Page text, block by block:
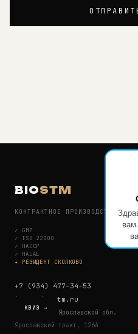
BIOSTM
КОНТРАКТНОЕ ПРОИЗВОДСТВО
✓ GMP
✓ ISO 22000
✓ HACCP
✓ HALAL
✦ РЕЗИДЕНТ СКОЛКОВО
+7 (934) 477-34-53
info@bio-stm.ru
г. Рыбинск, Ярославской обл.
Ярославский тракт, 126А
КВИЗ →